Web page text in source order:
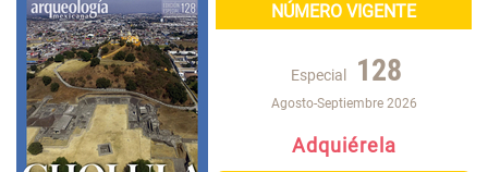
NÚMERO VIGENTE
Especial 128
Agosto-Septiembre 2026
Adquiérela